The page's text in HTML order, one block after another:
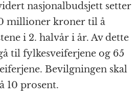
nasjonalbudsjett setter
millioner kroner til å
i 2. halvår i år. Av dette
til fylkesveiferjene og 65
Bevilgningen skal
10 prosent.